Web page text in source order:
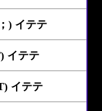
) イテテ
イテテ
イテテ